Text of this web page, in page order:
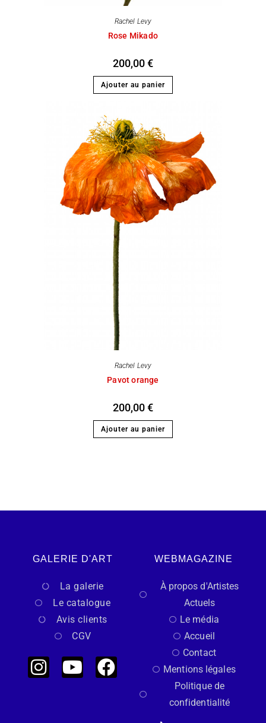
Rachel Levy
Rose Mikado
200,00€
Ajouter au panier
Rachel Levy
Pavot orange
200,00€
Ajouter au panier
GALERIE D'ART
La galerie
Le catalogue
Avis clients
CGV
WEBMAGAZINE
À propos d'Artistes
Actuels
Le média
Accueil
Contact
Mentions légales
Politique de
confidentialité